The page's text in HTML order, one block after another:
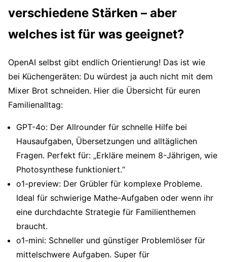
verschiedene Stärken – aber
welches ist für was geeignet?
OpenAI selbst gibt endlich Orientierung! Das ist wie
bei Küchengeräten: Du würdest ja auch nicht mit dem
Mixer Brot schneiden. Hier die Übersicht für euren
Familienalltag:
GPT-4o: Der Allrounder für schnelle Hilfe bei
Hausaufgaben, Übersetzungen und alltäglichen
Fragen. Perfekt für: „Erkläre meinem 8-Jährigen, wie
Photosynthese funktioniert.“
o1-preview: Der Grübler für komplexe Probleme.
Ideal für schwierige Mathe-Aufgaben oder wenn ihr
eine durchdachte Strategie für Familienthemen
braucht.
o1-mini: Schneller und günstiger Problemlöser für
mittelschwere Aufgaben. Super für